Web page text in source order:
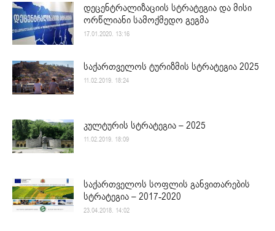
დეცენტრალიზაციის სტრატეგია და მისი
ორწლიანი სამოქმედო გეგმა
17.01.2020. 13:16
საქართველოს ტურიზმის სტრატეგია 2025
11.02.2019. 18:24
კულტურის სტრატეგია – 2025
11.02.2019. 18:09
საქართველოს სოფლის განვითარების
სტრატეგია – 2017-2020
23.04.2018. 14:02